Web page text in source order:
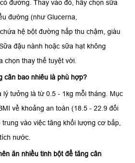
đường. Thay vào đó, hãy chọn sữa
đường (như Glucerna,
hệ bột đường hấp thu chậm, giàu
đậu nành hoặc sữa hạt không
chọn thay thế tuyệt vời.
cân bao nhiêu là phù hợp?
lý tưởng là từ 0.5 - 1kg mỗi tháng. Mục
về khoảng an toàn (18.5 - 22.9 đối
vào việc tăng khối lượng cơ bắp,
nước.
ăn nhiều tinh bột để tăng cân